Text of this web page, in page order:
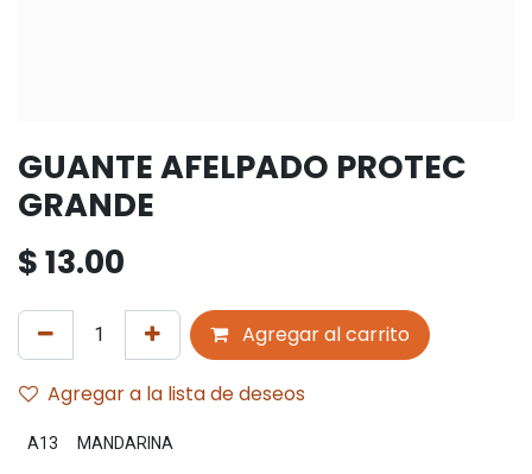
GUANTE AFELPADO PROTEC
GRANDE
$13.00
Agregar al carrito
Agregar a la lista de deseos
A13 MANDARINA